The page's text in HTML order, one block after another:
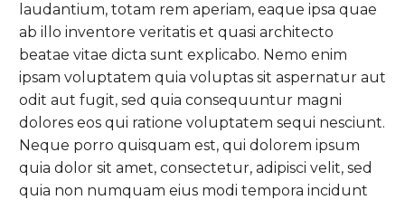
laudantium, totam rem aperiam, eaque ipsa quae
ab illo inventore veritatis et quasi architecto
beatae vitae dicta sunt explicabo. Nemo enim
ipsam voluptatem quia voluptas sit aspernatur aut
odit aut fugit, sed quia consequuntur magni
dolores eos qui ratione voluptatem sequi nesciunt.
Neque porro quisquam est, qui dolorem ipsum
quia dolor sit amet, consectetur, adipisci velit, sed
quia non numquam eius modi tempora incidunt